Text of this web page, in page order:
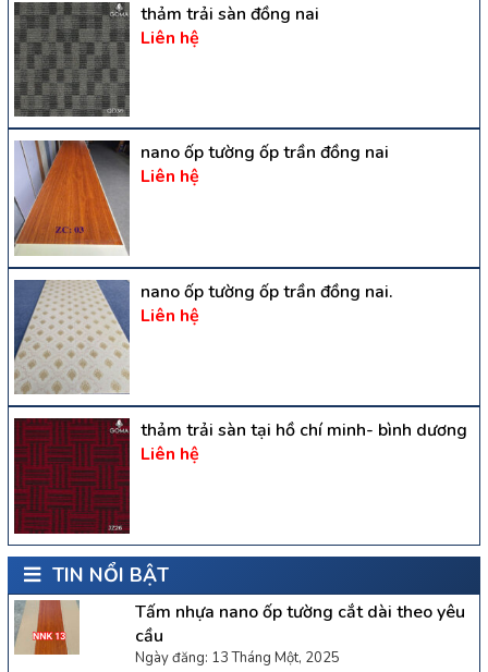
thảm trải sàn đồng nai
Liên hệ
nano ốp tường ốp trần đồng nai
Liên hệ
nano ốp tường ốp trần đồng nai.
Liên hệ
thảm trải sàn tại hồ chí minh- bình dương
Liên hệ
TIN NỔI BẬT
Tấm nhựa nano ốp tường cắt dài theo yêu
cầu
Ngày đăng: 13 Tháng Một, 2025